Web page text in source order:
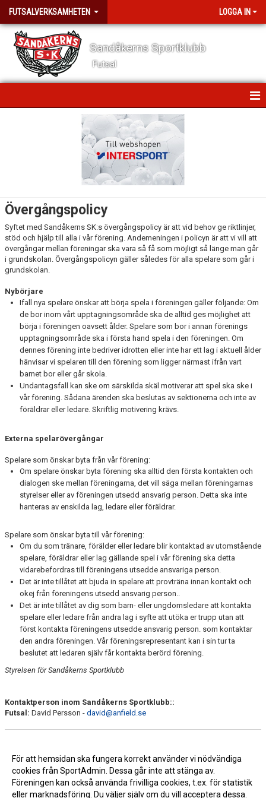
FUTSALVERKSAMHETEN LOGGA IN
Sandåkerns Sportklubb
Futsal
KONTAKT
Övergångspolicy
Syftet med Sandåkerns SK:s övergångspolicy är att vid behov ge riktlinjer,
stöd och hjälp till alla i vår förening. Andemeningen i policyn är att vi vill att
övergångar mellan föreningar ska vara så få som möjligt så länge man går
i grundskolan. Övergångspolicyn gäller således för alla spelare som går i
grundskolan.
Nybörjare
Ifall nya spelare önskar att börja spela i föreningen gäller följande: Om
de bor inom vårt upptagningsområde ska de alltid ges möjlighet att
börja i föreningen oavsett ålder. Spelare som bor i annan förenings
upptagningsområde ska i första hand spela i den föreningen. Om
dennes förening inte bedriver idrotten eller inte har ett lag i aktuell ålder
hänvisar vi spelaren till den förening som ligger närmast ifrån vart
barnet bor eller går skola.
Undantagsfall kan ske om särskilda skäl motiverar att spel ska ske i
vår förening. Sådana ärenden ska beslutas av sektionerna och inte av
föräldrar eller ledare. Skriftlig motivering krävs.
Externa spelarövergångar
Spelare som önskar byta från vår förening:
Om spelare önskar byta förening ska alltid den första kontakten och
dialogen ske mellan föreningarna, det vill säga mellan föreningarnas
styrelser eller av föreningen utsedd ansvarig person. Detta ska inte
hanteras av enskilda lag, ledare eller föräldrar.
Spelare som önskar byta till vår förening:
Om du som tränare, förälder eller ledare blir kontaktad av utomstående
spelare, föräldrar eller lag gällande spel i vår förening ska detta
vidarebefordras till föreningens utsedde ansvariga person.
Det är inte tillåtet att bjuda in spelare att provträna innan kontakt och
okej från föreningens utsedd ansvarig person..
Det är inte tillåtet av dig som barn- eller ungdomsledare att kontakta
spelare eller ledare från andra lag i syfte att utöka er trupp utan att
först kontakta föreningens utsedde ansvarig person. som kontaktar
den andra föreningen. Vår föreningsrepresentant kan i sin tur ta
beslutet att ledaren själv får kontakta berörd förening.
Styrelsen för Sandåkerns Sportklubb
Kontaktperson inom Sandåkerns Sportklubb::
Futsal: David Persson - david@anfield.se
För att hemsidan ska fungera korrekt använder vi nödvändiga
cookies från SportAdmin. Dessa går inte att stänga av.
Föreningen kan också använda frivilliga cookies, t.ex. för statistik
eller marknadsföring. Du väljer själv om du vill acceptera dessa.